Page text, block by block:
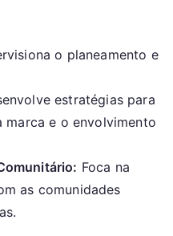
o planeamento e
estratégias para
marca e o envolvimento
Foca na
as comunidades